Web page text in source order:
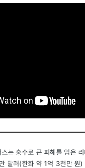
스는 홍수로 큰 피해를 입은
달러(한화 약 1억 3천만 원)